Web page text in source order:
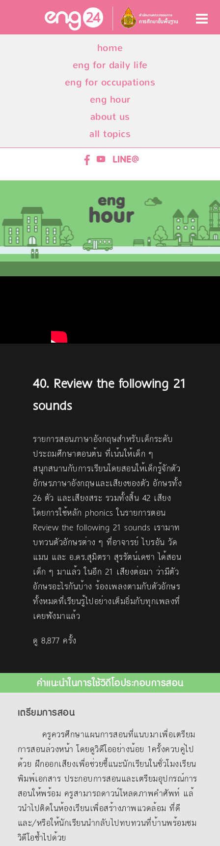
home
eng for daily life
eng for occupations
eng hour
about us
all topics
40. Review the following 21
sounds
รายการสอนภาษาอังกฤษสำหรับเด็กระดับ
ประถมศึกษาตอนต้น ที่เน้นให้เด็ก ๆ
สนุกสนานกับการเรียนโดยสอนให้เด็กรู้จักตัว
อักษรภาษาอังกฤษและเสียงของตัว อักษรทั้ง
26 ตัว และเสียงสระ รวมทั้งสิ้น 42 เสียง
โดยการใช้หลัก phonics ในรายการตอน
Review the following 21 sounds เรามาท
บทวนตัวอักษรต่าง ๆ ที่อาจารย์ ไบรอัน วัด
แมน และ อ.ดร.สุมิตรา สุรรัตน์เดชา ได้สอน
เด็ก ๆ มาแล้ว ในอีก 21 เสียงต่อมา ว่ามีตัว
อักษรอะไรกันบ้าง ร้องเพลงตามกับตัวอักษร
ทั้งหมดที่เรียนรู้ไปอย่างเต็มอิ่มกับทุกเพลงที่
เคยฟังมาแล้ว
ดู 8,877 ครั้ง
คำแนะนำในการใช้วิดีโอประกอบการสอน
เตรียมการสอน
ครูควรศึกษาแผนการสอนที่แนบมาเพื่อเตรียม
การสอนล่วงหน้า โดยดูวิดีโออย่างน้อย 1ครั้งควบคู่ไป
ด้วย ฝึกออกเสียงเพื่อช่วยชี้แนะนักเรียนในชั่วโมงเรียน
พิมพ์เอกสาร ประกอบการสอนและเตรียมอุปกรณ์การ
สอนให้พร้อม ครูสามารถดาวน์โหลดภาพคําศัพท์ แล้
วนําไปติดในห้องเรียนเพื่อสร้างภาพแวดล้อม ที่ดี
และ/หรือให้นักเรียนนํากลับไปทบทวนที่บ้านพร้อมชม
วิดีโอซ้ำไปด้วย